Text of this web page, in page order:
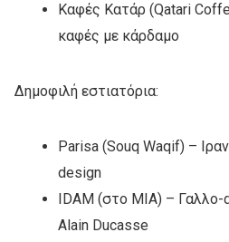
Καφές Κατάρ (Qatari
καφές με κάρδαμο
Δημοφιλή εστιατόρια:
Parisa (Souq Waqif) –
design
IDAM (στο MIA) – Γαλλο-
Alain Ducasse